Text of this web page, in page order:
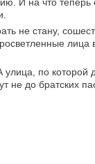
не стану,
лица
по которой
не до братских